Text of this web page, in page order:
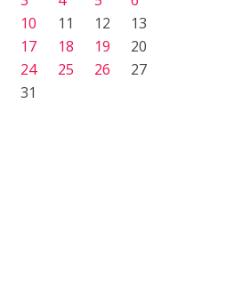
10 11 12
13
17 18 19
20
24 25 26
27
31